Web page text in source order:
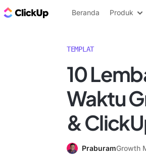
Blog ClickUp
Beranda Produk
TEMPLAT
10
Waktu
&
PraburamGrowth